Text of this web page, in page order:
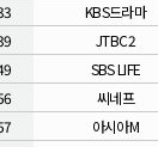
KBS드라마
JTBC2
SBS LIFE
씨네프
아시아M